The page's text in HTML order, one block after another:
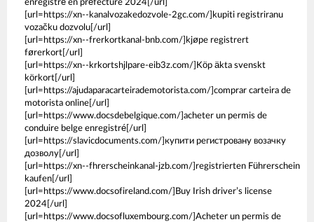
enregistré en préfecture 2024[/url]
[url=https://xn--kanalvozakedozvole-2gc.com/]kupiti registriranu
vozačku dozvolu[/url]
[url=https://xn--frerkortkanal-bnb.com/]kjøpe registrert
førerkort[/url]
[url=https://xn--krkortshjlpare-eib3z.com/]Köp äkta svenskt
körkort[/url]
[url=https://ajudaparacarteirademotorista.com/]comprar carteira de
motorista online[/url]
[url=https://www.docsdebelgique.com/]acheter un permis de
conduire belge enregistré[/url]
[url=https://slavicdocuments.com/]купити регистровану возачку
дозволу[/url]
[url=https://xn--fhrerscheinkanal-jzb.com/]registrierten Führerschein
kaufen[/url]
[url=https://www.docsofireland.com/]Buy Irish driver’s license
2024[/url]
[url=https://www.docsofluxembourg.com/]Acheter un permis de